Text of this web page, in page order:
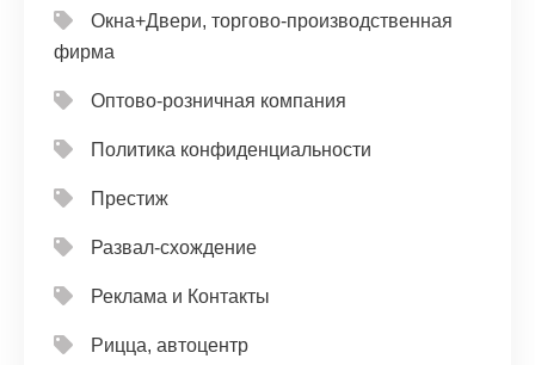
Окна+Двери, торгово-производственная
фирма
Оптово-розничная компания
Политика конфиденциальности
Престиж
Развал-схождение
Реклама и Контакты
Рицца, автоцентр